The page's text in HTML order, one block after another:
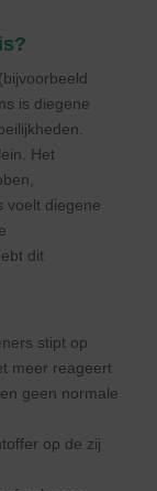
is diegene
Het
voelt diegene
dit
stipt op
meer reageert
geen normale
op de zij